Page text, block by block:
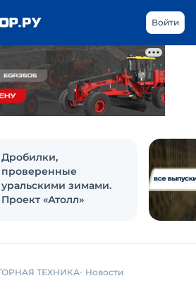
Войти
Дробилки,
проверенные
уральскими зимами.
Проект «Атолл»
ТЕХНИКА Новости